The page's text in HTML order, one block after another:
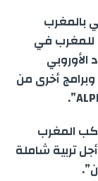
بالمغرب
للمغرب في
الأوروبي
أخرى من
المغرب
تربية شاملة